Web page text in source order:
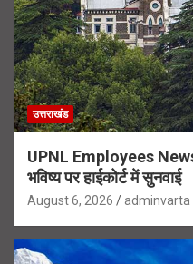
उत्तराखंड
UPNL Employees
भविष्य पर हाईकोर्ट में सुनवाई
August 6, 2026 adminvarta